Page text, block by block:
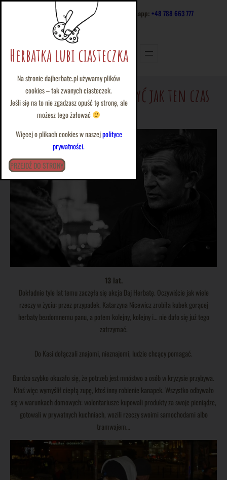
wolontariat@dajherbate.pl tel/whatsapp: +48 788 663 777
Trudno czasami uwierzyć jak ten czas
leci …
13 lat.
Dokładnie tyle lat temu zaczęła się akcja Daj Herbatę. Oczywiście jak wiele
rzeczy w życiu: przez przypadek. Katarzyna Nicewicz zrobiła kubek gorącej
herbaty bezdomnemu panu, a potem kolejny, kolejny i… nie dało się już tego
zatrzymać.
Do Kasi dołączali znajomi, nieznajomi, ludzie chcący pomagać.
Bardzo szybko okazało się, że potrzeb jest mnóstwo a osób w kryzysie przybywa.
Ktoś więc wymyślił ciepłą zupę, ktoś inny robienie kanapek. Wszystko odbywało
się w warunkach domowych: wolontariusze kupowali produkty za swoje pieniądze,
gotowali w prywatnych kuchniach, wozili rzeczy swoimi samochodami albo
tramwajem…
Herbatka lubi ciasteczka
Na stronie dajherbate.pl używamy plików
cookies – tak zwanych ciasteczek.
Jeśli się na to nie zgadzasz opuść tę stronę, ale
możesz tego żałować
Więcej o plikach cookies w naszejpolityce
prywatności.
PRZEJDŹ DO STRONY